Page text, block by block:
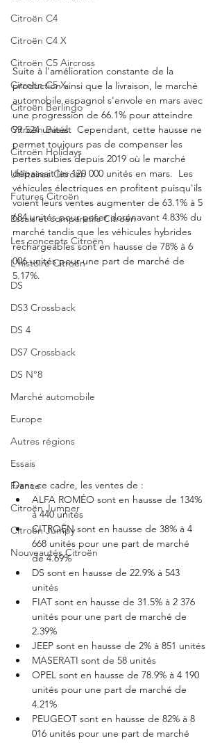
Citroën C4
Citroën C4 X
Citroën C5 Aircross
Citroën C5 X
Citroën Berlingo
Citroën Basalt
Citroën Holidays
Utilitaires Citroën
Futures Citroën
Essais et comparatifs Citroën
Les concepts Citroën
L'histoire Citroën
DS
DS3 Crossback
DS 4
DS7 Crossback
DS N°8
Marché automobile
Europe
Autres régions
Essais
France
Citroën Jumper
Citroën Jumpy
Nouveautés Citroën
Suite à l'amélioration constante de la
production ainsi que la livraison, le marché
automobile espagnol s'envole en mars avec
une progression de 66.1% pour atteindre
99 524 unités.  Cependant, cette hausse ne
permet toujours pas de compenser les
pertes subies depuis 2019 où le marché
dépassait les 120 000 unités en mars.  Les
véhicules électriques en profitent puisqu'ils
voient leurs ventes augmenter de 63.1% à 5
684 unités pour peser dorénavant 4.83% du
marché tandis que les véhicules hybrides
rechargeables sont en hausse de 78% à 6
006 unités pour une part de marché de
5.17%.
Dans ce cadre, les ventes de :
ALFA ROMÉO sont en hausse de 134%
à 440 unités
CITROËN sont en hausse de 38% à 4
668 unités pour une part de marché
de 4.69%
DS sont en hausse de 22.9% à 543
unités
FIAT sont en hausse de 31.5% à 2 376
unités pour une part de marché de
2.39%
JEEP sont en hausse de 2% à 851 unités
MASERATI sont de 58 unités
OPEL sont en hausse de 78.9% à 4 190
unités pour une part de marché de
4.21%
PEUGEOT sont en hausse de 82% à 8
016 unités pour une part de marché